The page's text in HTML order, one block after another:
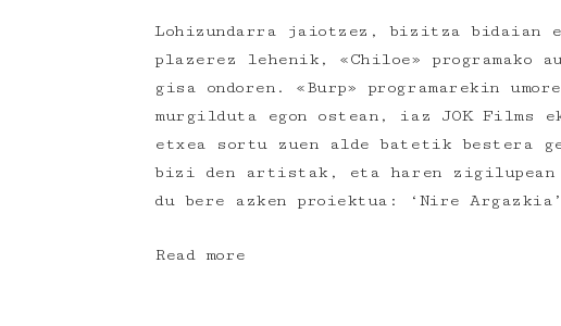
Lohizundarra jaiotzez, bizitza bidaian
plazerez lehenik, «Chiloe» programako
gisa ondoren. «Burp» programarekin
murgilduta egon ostean, iaz JOK Films
etxea sortu zuen alde batetik bestera
bizi den artistak, eta haren
du bere azken proiektua: ‘Nire
Read more